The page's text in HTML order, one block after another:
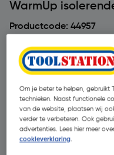
WarmUp
Productcode: 44957
Om je beter te helpen, gebruikt
technieken. Naast functionele
van de website, plaatsen wij
verder te verbeteren. Ook
advertenties. Lees hier meer
cookieverklaring.